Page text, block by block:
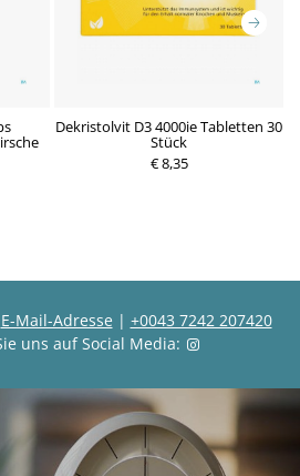
Dekristolvit D3 4000ie Tabletten 30
Stück
€ 8,35
E-Mail-Adresse | +0043 7242 207420
uns auf Social Media: